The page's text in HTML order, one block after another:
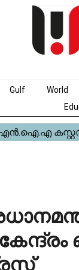
Gulf World